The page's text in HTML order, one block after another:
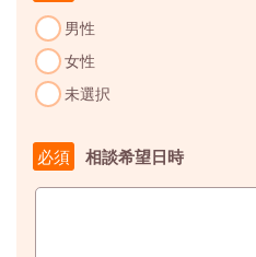
男性
女性
未選択
相談希望日時
必須